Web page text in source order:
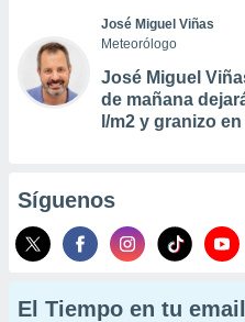
José Miguel Viñas
Meteorólogo
José Miguel
de mañana
l/m2 y granizo
Síguenos
El Tiempo en tu email